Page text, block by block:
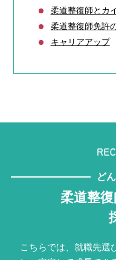
柔道整復師とカ
柔道整復師免許
キャリアアップ
ど
柔道整
こちらでは、就職先選